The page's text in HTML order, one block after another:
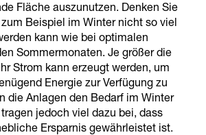
Fläche auszunutzen. Denken Sie
Beispiel im Winter nicht so viel
kann wie bei optimalen
Sommermonaten. Je größer die
Strom kann erzeugt werden, um
Energie zur Verfügung zu
die Anlagen den Bedarf im Winter
jedoch viel dazu bei, dass
Ersparnis gewährleistet ist.